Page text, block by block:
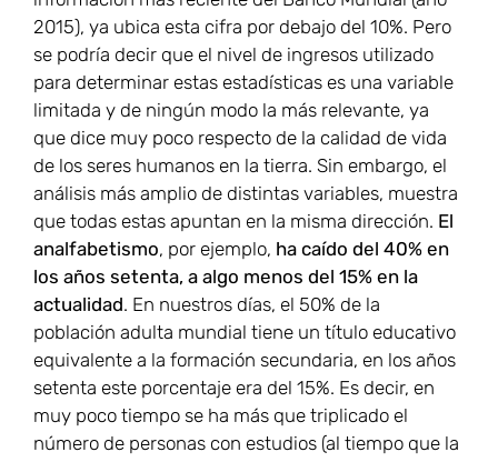
2015), ya ubica esta cifra por debajo del 10%. Pero
se podría decir que el nivel de ingresos utilizado
para determinar estas estadísticas es una variable
limitada y de ningún modo la más relevante, ya
que dice muy poco respecto de la calidad de vida
de los seres humanos en la tierra. Sin embargo, el
análisis más amplio de distintas variables, muestra
que todas estas apuntan en la misma dirección. El
analfabetismo, por ejemplo, ha caído del 40% en
los años setenta, a algo menos del 15% en la
actualidad. En nuestros días, el 50% de la
población adulta mundial tiene un título educativo
equivalente a la formación secundaria, en los años
setenta este porcentaje era del 15%. Es decir, en
muy poco tiempo se ha más que triplicado el
número de personas con estudios (al tiempo que la